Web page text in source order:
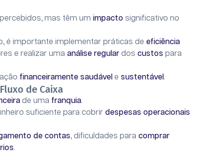
mas têm um impacto significativo no
é importante implementar práticas de eficiência
e realizar uma análise regular dos custos para
financeiramente saudável e sustentável .
de Caixa
de uma franquia.
suficiente para cobrir despesas operacionais
de contas, dificuldades para comprar
.